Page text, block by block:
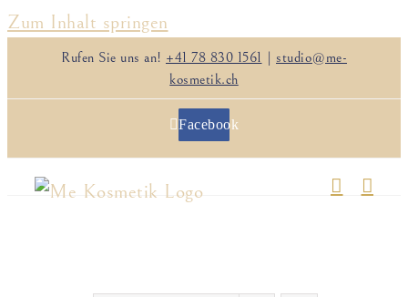
Zum Inhalt springen
Rufen Sie uns an! +41 78 830 1561 | studio@me-
kosmetik.ch
Facebook